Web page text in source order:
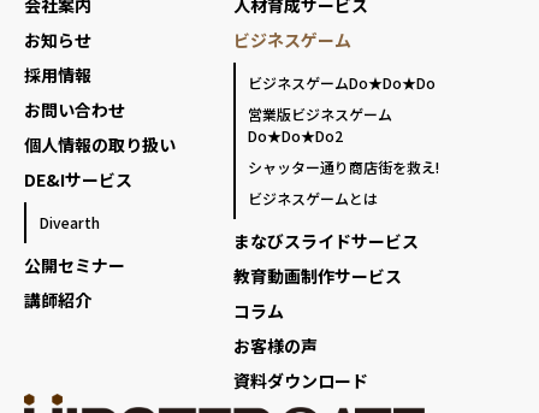
お知らせ
採用情報
お問い合わせ
個人情報の取り扱い
DE&Iサービス
Divearth
公開セミナー
講師紹介
ビジネスゲーム
ビジネスゲームDo★Do★Do
営業版ビジネスゲーム
Do★Do★Do2
シャッター通り商店街を救え!
ビジネスゲームとは
まなびスライドサービス
教育動画制作サービス
コラム
お客様の声
資料ダウンロード